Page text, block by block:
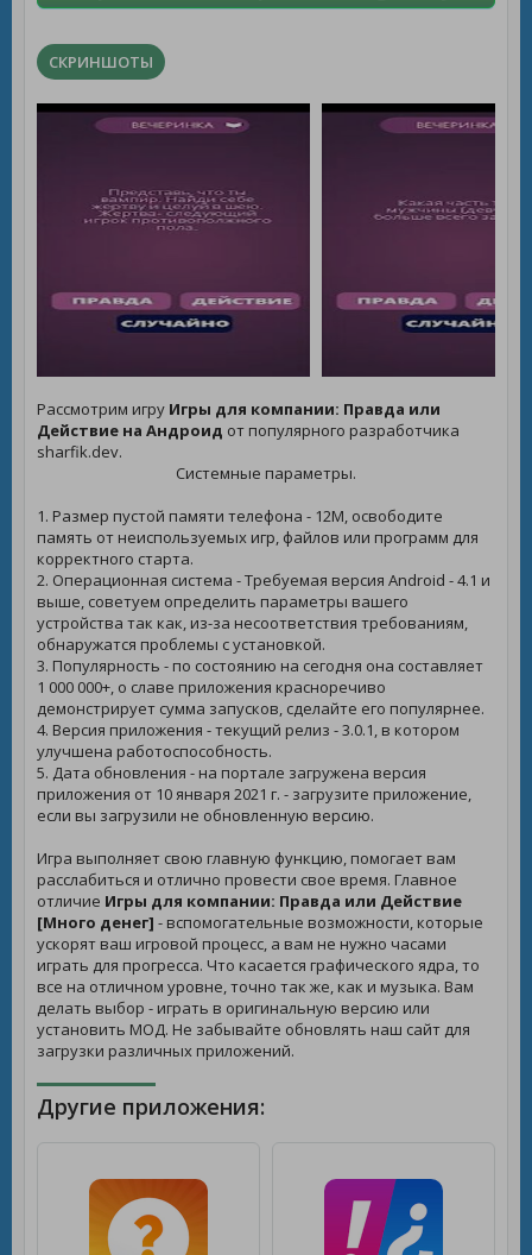
СКРИНШОТЫ
Рассмотрим игру Игры для компании: Правда или
Действие на Андроид от популярного разработчика
sharfik.dev.
Системные параметры.
1. Размер пустой памяти телефона - 12M, освободите
память от неиспользуемых игр, файлов или программ для
корректного старта.
2. Операционная система - Требуемая версия Android - 4.1 и
выше, советуем определить параметры вашего
устройства так как, из-за несоответствия требованиям,
обнаружатся проблемы с установкой.
3. Популярность - по состоянию на сегодня она составляет
1 000 000+, о славе приложения красноречиво
демонстрирует сумма запусков, сделайте его популярнее.
4. Версия приложения - текущий релиз - 3.0.1, в котором
улучшена работоспособность.
5. Дата обновления - на портале загружена версия
приложения от 10 января 2021 г. - загрузите приложение,
если вы загрузили не обновленную версию.
Игра выполняет свою главную функцию, помогает вам
расслабиться и отлично провести свое время. Главное
отличие Игры для компании: Правда или Действие
[Много денег] - вспомогательные возможности, которые
ускорят ваш игровой процесс, а вам не нужно часами
играть для прогресса. Что касается графического ядра, то
все на отличном уровне, точно так же, как и музыка. Вам
делать выбор - играть в оригинальную версию или
установить МОД. Не забывайте обновлять наш сайт для
загрузки различных приложений.
Другие приложения: